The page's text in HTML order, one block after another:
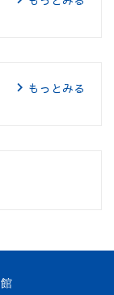
もっとみる